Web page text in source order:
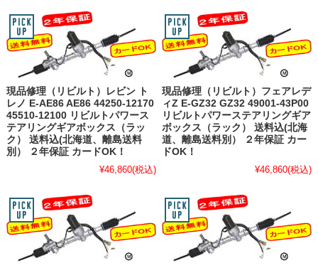
現品修理（リビルト）レビン ト
レノ E-AE86 AE86 44250-12170
45510-12100 リビルトパワース
テアリングギアボックス（ラッ
ク） 送料込(北海道、離島送料
別） ２年保証 カードOK！
¥46,860(税込)
現品修理（リビルト）フェアレデ
ィZ E-GZ32 GZ32 49001-43P00
リビルトパワーステアリングギア
ボックス（ラック） 送料込(北海
道、離島送料別） ２年保証 カー
ドOK！
¥46,860(税込)